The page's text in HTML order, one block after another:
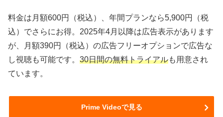
料金は月額600円（税込）、年間プランなら5,900円（税
込）でさらにお得。2025年4月以降は広告表示があります
が、月額390円（税込）の広告フリーオプションで広告な
し視聴も可能です。 30日間の無料トライアルも用意され
ています。
Prime Videoで見る